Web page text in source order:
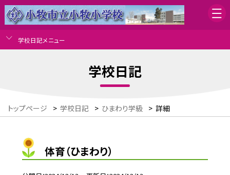
学校日記メニュー
学校日記
トップページ > 学校日記 > ひまわり学級 > 詳細
体育（ひまわり）